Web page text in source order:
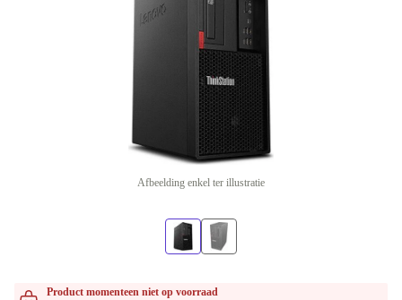
Afbeelding enkel ter illustratie
Product momenteen niet op voorraad